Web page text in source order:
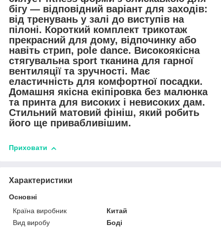
бігу — відповідний варіант для заходів:
від тренувань у залі до виступів на
пілоні. Короткий комплект трикотаж
прекрасний для дому, відпочинку або
навіть стрип, pole dance. Високоякісна
стягувальна sport тканина для гарної
вентиляції та зручності. Має
еластичність для комфортної посадки.
Домашня якісна екіпіровка без малюнка
та принта для високих і невисоких дам.
Стильний матовий фініш, який робить
його ще привабливішим.
Приховати
Характеристики
Основні
Країна виробник
Китай
Вид виробу
Боді